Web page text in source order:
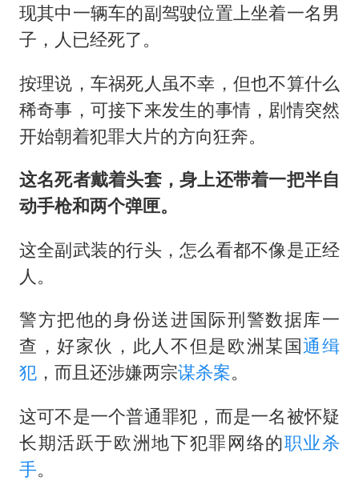
现其中一辆车的副驾驶位置上坐着一名男
子，人已经死了。
按理说，车祸死人虽不幸，但也不算什么
稀奇事，可接下来发生的事情，剧情突然
开始朝着犯罪大片的方向狂奔。
这名死者戴着头套，身上还带着一把半自
动手枪和两个弹匣。
这全副武装的行头，怎么看都不像是正经
人。
警方把他的身份送进国际刑警数据库一
查，好家伙，此人不但是欧洲某国通缉
犯，而且还涉嫌两宗谋杀案。
这可不是一个普通罪犯，而是一名被怀疑
长期活跃于欧洲地下犯罪网络的职业杀
手。